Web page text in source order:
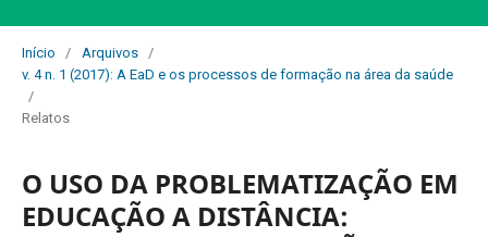
Início / Arquivos
/
v. 4 n. 1 (2017): A EaD e os processos de formação na área da saúde
/
Relatos
O USO DA PROBLEMATIZAÇÃO EM
EDUCAÇÃO A DISTÂNCIA: